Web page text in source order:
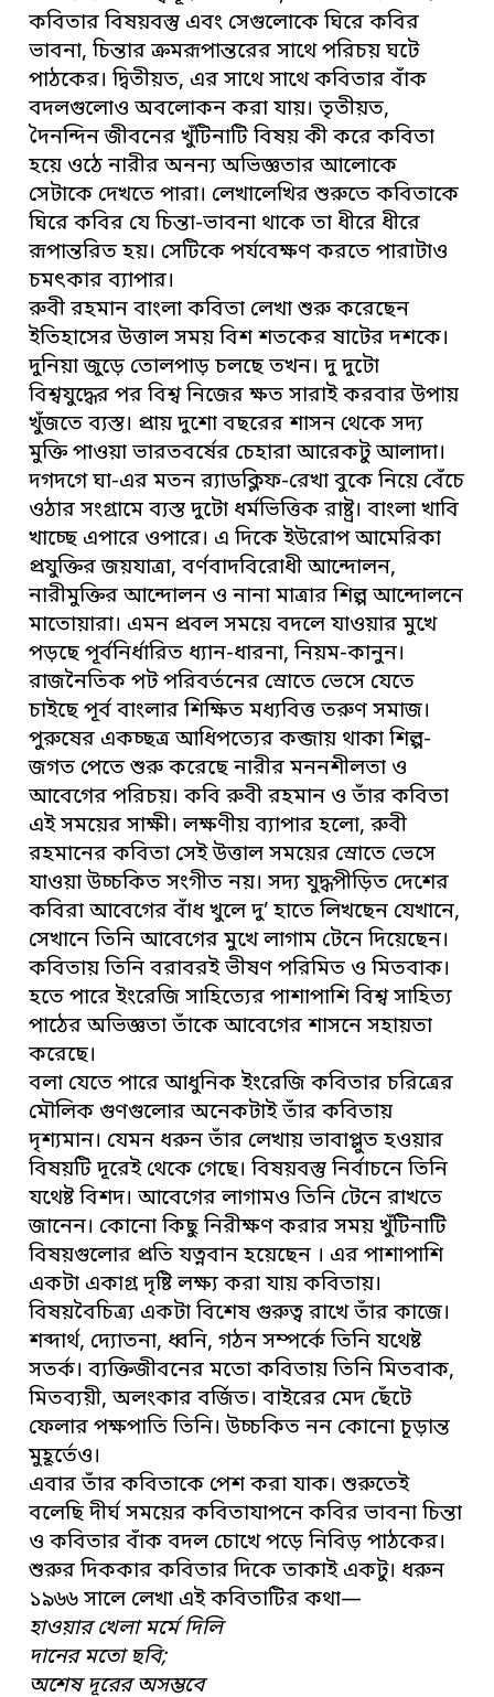
কবিতার বিষয়বস্তু এবং সেগুলোকে ঘিরে কবির
ভাবনা, চিন্তার ক্রমরূপান্তরের সাথে পরিচয় ঘটে
পাঠকের। দ্বিতীয়ত, এর সাথে সাথে কবিতার বাঁক
বদলগুলোও অবলোকন করা যায়। তৃতীয়ত,
দৈনন্দিন জীবনের খুঁটিনাটি বিষয় কী করে কবিতা
হয়ে ওঠে নারীর অনন্য অভিজ্ঞতার আলোকে
সেটাকে দেখতে পারা। লেখালেখির শুরুতে কবিতাকে
ঘিরে কবির যে চিন্তা-ভাবনা থাকে তা ধীরে ধীরে
রূপান্তরিত হয়। সেটিকে পর্যবেক্ষণ করতে পারাটাও
চমৎকার ব্যাপার।
রুবী রহমান বাংলা কবিতা লেখা শুরু করেছেন
ইতিহাসের উত্তাল সময় বিশ শতকের ষাটের দশকে।
দুনিয়া জুড়ে তোলপাড় চলছে তখন। দু দুটো
বিশ্বযুদ্ধের পর বিশ্ব নিজের ক্ষত সারাই করবার উপায়
খুঁজতে ব্যস্ত। প্রায় দুশো বছরের শাসন থেকে সদ্য
মুক্তি পাওয়া ভারতবর্ষের চেহারা আরেকটু আলাদা।
দগদগে ঘা-এর মতন র‌্যাডক্লিফ-রেখা বুকে নিয়ে বেঁচে
ওঠার সংগ্রামে ব্যস্ত দুটো ধর্মভিত্তিক রাষ্ট্র। বাংলা খাবি
খাচ্ছে এপারে ওপারে। এ দিকে ইউরোপ আমেরিকা
প্রযুক্তির জয়যাত্রা, বর্ণবাদবিরোধী আন্দোলন,
নারীমুক্তির আন্দোলন ও নানা মাত্রার শিল্প আন্দোলনে
মাতোয়ারা। এমন প্রবল সময়ে বদলে যাওয়ার মুখে
পড়ছে পূর্বনির্ধারিত ধ্যান-ধারনা, নিয়ম-কানুন।
রাজনৈতিক পট পরিবর্তনের স্রোতে ভেসে যেতে
চাইছে পূর্ব বাংলার শিক্ষিত মধ্যবিত্ত তরুণ সমাজ।
পুরুষের একচ্ছত্র আধিপত্যের কব্জায় থাকা শিল্প-
জগত পেতে শুরু করেছে নারীর মননশীলতা ও
আবেগের পরিচয়। কবি রুবী রহমান ও তাঁর কবিতা
এই সময়ের সাক্ষী। লক্ষণীয় ব্যাপার হলো, রুবী
রহমানের কবিতা সেই উত্তাল সময়ের স্রোতে ভেসে
যাওয়া উচ্চকিত সংগীত নয়। সদ্য যুদ্ধপীড়িত দেশের
কবিরা আবেগের বাঁধ খুলে দু’ হাতে লিখছেন যেখানে,
সেখানে তিনি আবেগের মুখে লাগাম টেনে দিয়েছেন।
কবিতায় তিনি বরাবরই ভীষণ পরিমিত ও মিতবাক।
হতে পারে ইংরেজি সাহিত্যের পাশাপাশি বিশ্ব সাহিত্য
পাঠের অভিজ্ঞতা তাঁকে আবেগের শাসনে সহায়তা
করেছে।
বলা যেতে পারে আধুনিক ইংরেজি কবিতার চরিত্রের
মৌলিক গুণগুলোর অনেকটাই তাঁর কবিতায়
দৃশ্যমান। যেমন ধরুন তাঁর লেখায় ভাবাপ্লুত হওয়ার
বিষয়টি দূরেই থেকে গেছে। বিষয়বস্তু নির্বাচনে তিনি
যথেষ্ট বিশদ। আবেগের লাগামও তিনি টেনে রাখতে
জানেন। কোনো কিছু নিরীক্ষণ করার সময় খুঁটিনাটি
বিষয়গুলোর প্রতি যত্নবান হয়েছেন । এর পাশাপাশি
একটা একাগ্র দৃষ্টি লক্ষ্য করা যায় কবিতায়।
বিষয়বৈচিত্র্য একটা বিশেষ গুরুত্ব রাখে তাঁর কাজে।
শব্দার্থ, দ্যোতনা, ধ্বনি, গঠন সম্পর্কে তিনি যথেষ্ট
সতর্ক। ব্যক্তিজীবনের মতো কবিতায় তিনি মিতবাক,
মিতব্যয়ী, অলংকার বর্জিত। বাইরের মেদ ছেঁটে
ফেলার পক্ষপাতি তিনি। উচ্চকিত নন কোনো চূড়ান্ত
মুহূর্তেও।
এবার তাঁর কবিতাকে পেশ করা যাক। শুরুতেই
বলেছি দীর্ঘ সময়ের কবিতাযাপনে কবির ভাবনা চিন্তা
ও কবিতার বাঁক বদল চোখে পড়ে নিবিড় পাঠকের।
শুরুর দিককার কবিতার দিকে তাকাই একটু। ধরুন
১৯৬৬ সালে লেখা এই কবিতাটির কথা—
হাওয়ার খেলা মর্মে দিলি
দানের মতো ছবি;
অশেষ দূরের অসম্ভবে